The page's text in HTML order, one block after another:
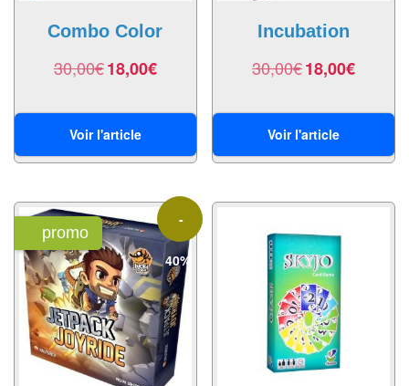
Echiquiers
clubs
Pièces
&
clubs
Echiquiers
muraux/Plein
air
Pendules
Combo Color
30,00€18,00€
Voir l'article
Incubation
30,00€18,00€
Voir l'article
-
40%
promo